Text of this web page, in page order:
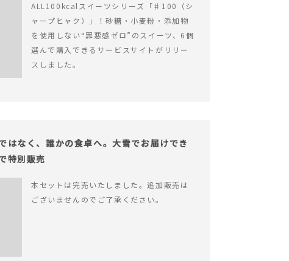
ALL100kcalスイーツシリーズ「♯100（シ
ャープヒャク）」！砂糖・小麦粉・添加物
を使用しない“罪悪感ゼロ”のスイーツ、6個
選んで購入できるサービスサイトがリリー
スしました。
はなく、誰かの食卓へ。大雪でお届けでき
特別販売
本セットは完売いたしました。追加販売は
ございませんのでご了承ください。